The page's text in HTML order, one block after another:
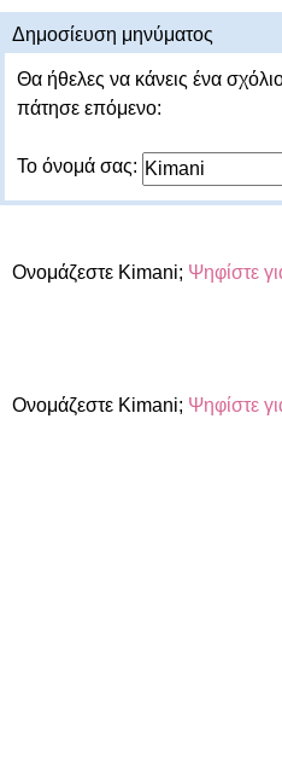
Δημοσίευση μηνύματος
Θα ήθελες να κάνεις ένα
πάτησε επόμενο:
Το όνομά σας:
Ονομάζεστε Kimani; Ψηφίστε
Ονομάζεστε Kimani; Ψηφίστε